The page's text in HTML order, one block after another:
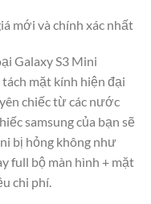
mới và chính xác nhất
Galaxy S3 Mini
mặt kính hiện đại
chiếc từ các nước
samsung của bạn sẽ
bị hỏng không như
full bộ màn hình + mặt
chi phí.